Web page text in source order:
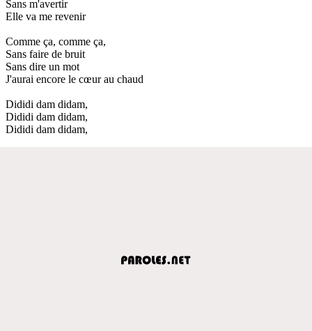
Sans m'avertir
Elle va me revenir
Comme ça, comme ça,
Sans faire de bruit
Sans dire un mot
J'aurai encore le cœur au chaud
Dididi dam didam,
Dididi dam didam,
Dididi dam didam,